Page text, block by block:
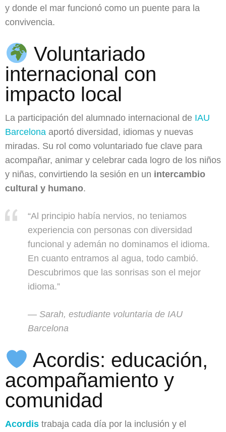
y donde el mar funcionó como un puente para la
convivencia.
Voluntariado
internacional con
impacto local
La participación del alumnado internacional de IAU
Barcelona aportó diversidad, idiomas y nuevas
miradas. Su rol como voluntariado fue clave para
acompañar, animar y celebrar cada logro de los niños
y niñas, convirtiendo la sesión en un intercambio
cultural y humano.
“Al principio había nervios, no teniamos
experiencia con personas con diversidad
funcional y ademán no dominamos el idioma.
En cuanto entramos al agua, todo cambió.
Descubrimos que las sonrisas son el mejor
idioma.”
— Sarah, estudiante voluntaria de IAU
Barcelona
Acordis: educación,
acompañamiento y
comunidad
Acordis trabaja cada día por la inclusión y el